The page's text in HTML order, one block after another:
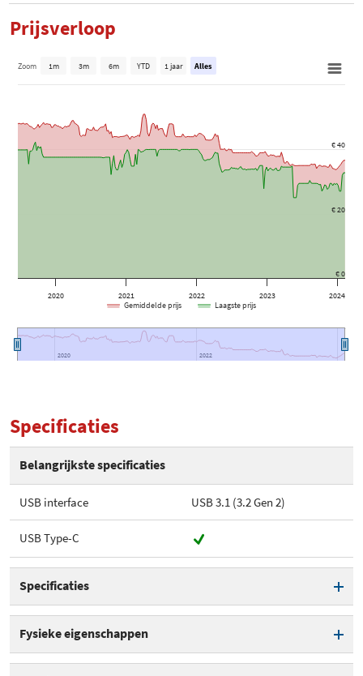
Prijsverloop
2020 2021 2022 2023 2024
2020
2020 2022
2022
€ 0
€ 20
€ 40
Zoom 1m 3m 6m YTD 1 jaar Alles
Gemiddelde prijs Laagste prijs
Specificaties
Belangrijkste specificaties
USB interface USB 3.1 (3.2 Gen 2)
USB Type-C
Specificaties
Ondersteuning voor M.2 NVME
Fysieke eigenschappen